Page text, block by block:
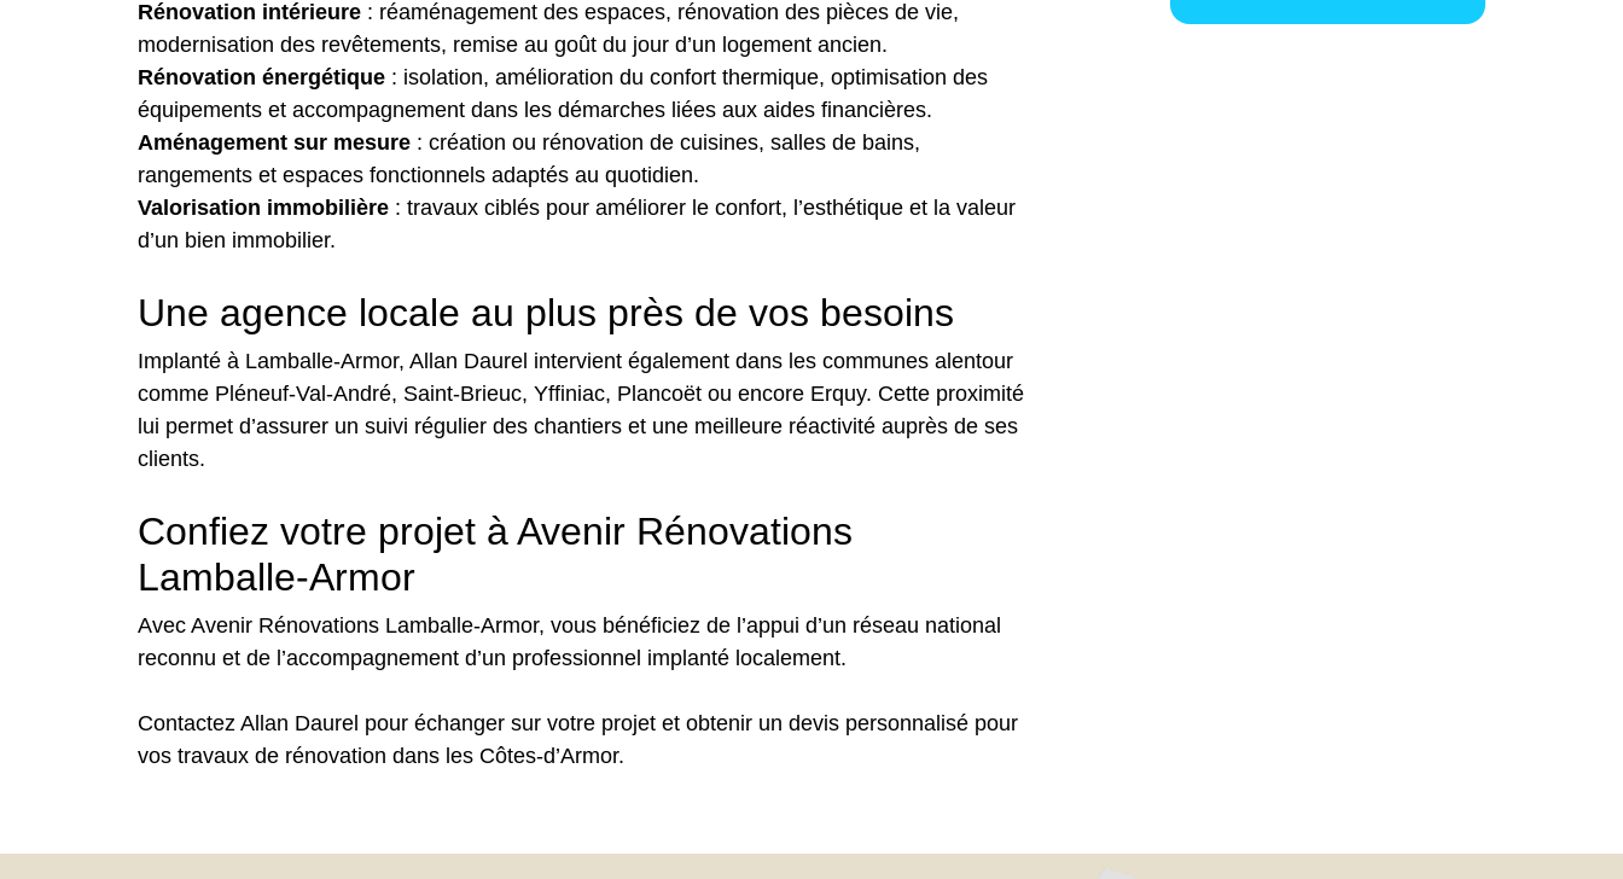
Rénovation intérieure : réaménagement des espaces, rénovation des pièces de vie,
modernisation des revêtements, remise au goût du jour d’un logement ancien.
Rénovation énergétique : isolation, amélioration du confort thermique, optimisation des
équipements et accompagnement dans les démarches liées aux aides financières.
Aménagement sur mesure : création ou rénovation de cuisines, salles de bains,
rangements et espaces fonctionnels adaptés au quotidien.
Valorisation immobilière : travaux ciblés pour améliorer le confort, l’esthétique et la valeur
d’un bien immobilier.
Une agence locale au plus près de vos besoins
Implanté à Lamballe-Armor, Allan Daurel intervient également dans les communes alentour
comme Pléneuf-Val-André, Saint-Brieuc, Yffiniac, Plancoët ou encore Erquy. Cette proximité
lui permet d’assurer un suivi régulier des chantiers et une meilleure réactivité auprès de ses
clients.
Confiez votre projet à Avenir Rénovations
Lamballe-Armor
Avec Avenir Rénovations Lamballe-Armor, vous bénéficiez de l’appui d’un réseau national
reconnu et de l’accompagnement d’un professionnel implanté localement.
Contactez Allan Daurel pour échanger sur votre projet et obtenir un devis personnalisé pour
vos travaux de rénovation dans les Côtes-d’Armor.